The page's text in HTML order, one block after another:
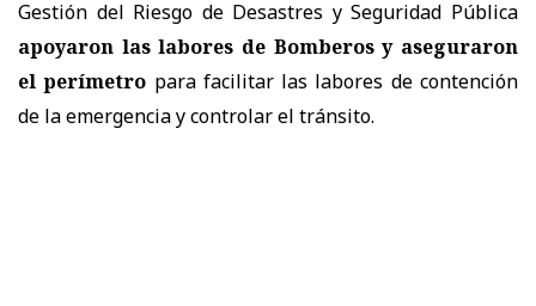
Gestión del Riesgo de Desastres y Seguridad Pública
apoyaron las labores de Bomberos y aseguraron
el perímetro para facilitar las labores de contención
de la emergencia y controlar el tránsito.